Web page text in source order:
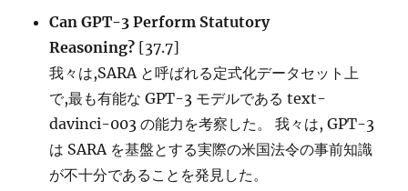
Can GPT-3 Perform Statutory
Reasoning? [37.7]
我々は,SARA と呼ばれる定式化データセット上
で,最も有能な GPT-3 モデルである text-
davinci-003 の能力を考察した。 我々は, GPT-3
は SARA を基盤とする実際の米国法令の事前知識
が不十分であることを発見した。